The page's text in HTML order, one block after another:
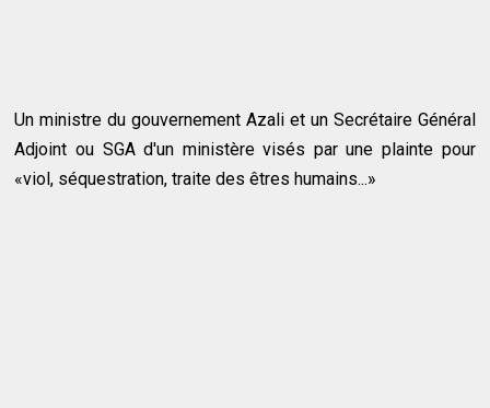
Un ministre du gouvernement Azali et un Secrétaire Général
Adjoint ou SGA d'un ministère visés par une plainte pour
«viol, séquestration, traite des êtres humains...»